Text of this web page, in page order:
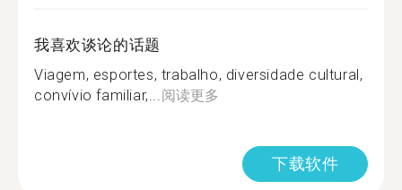
我喜欢谈论的话题
Viagem, esportes, trabalho, diversidade cultural,
convívio familiar,...阅读更多
下载软件